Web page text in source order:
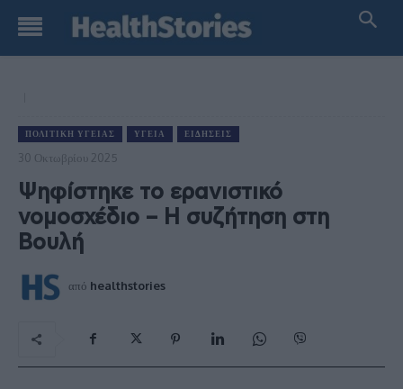
ΠΟΛΙΤΙΚΉ ΥΓΕΊΑΣ ΥΓΕΊΑ ΕΙΔΉΣΕΙΣ
30 Οκτωβρίου 2025
Ψηφίστηκε το ερανιστικό
νομοσχέδιο – Η συζήτηση στη
Βουλή
από healthstories